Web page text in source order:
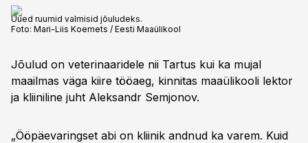
Uued ruumid valmisid jõuludeks.
Foto: Mari-Liis Koemets / Eesti Maaülikool
Jõulud on veterinaaridele nii Tartus kui ka mujal
maailmas väga kiire tööaeg, kinnitas maaülikooli lektor
ja kliiniline juht Aleksandr Semjonov.
„Ööpäevaringset abi on kliinik andnud ka varem. Kuid